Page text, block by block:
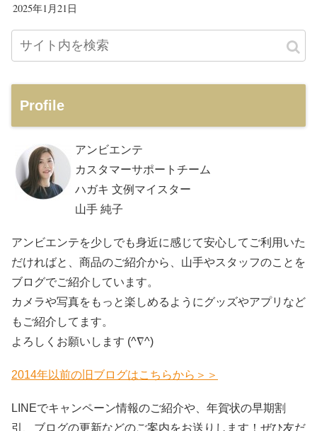
2025年1月21日
Profile
アンビエンテ
カスタマーサポートチーム
ハガキ 文例マイスター
山手 純子
アンビエンテを少しでも身近に感じて安心してご利用いた
だければと、商品のご紹介から、山手やスタッフのことを
ブログでご紹介しています。
カメラや写真をもっと楽しめるようにグッズやアプリなど
もご紹介してます。
よろしくお願いします (^∇^)
2014年以前の旧ブログはこちらから＞＞
LINEでキャンペーン情報のご紹介や、年賀状の早期割
引、ブログの更新などのご案内をお送りします！ぜひ友だ